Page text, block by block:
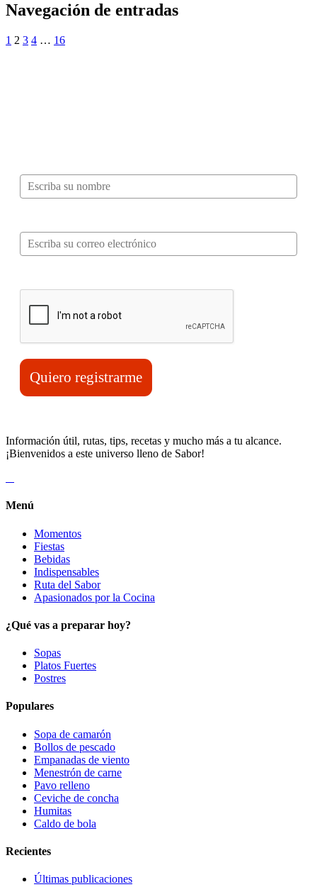
Navegación de entradas
1 2 3 4 … 16
Quiero registrarme
Información útil, rutas, tips, recetas y mucho más a tu alcance.
¡Bienvenidos a este universo lleno de Sabor!
Menú
Momentos
Fiestas
Bebidas
Indispensables
Ruta del Sabor
Apasionados por la Cocina
¿Qué vas a preparar hoy?
Sopas
Platos Fuertes
Postres
Populares
Sopa de camarón
Bollos de pescado
Empanadas de viento
Menestrón de carne
Pavo relleno
Ceviche de concha
Humitas
Caldo de bola
Recientes
Últimas publicaciones